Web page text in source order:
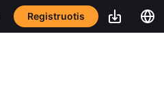
Registruotis